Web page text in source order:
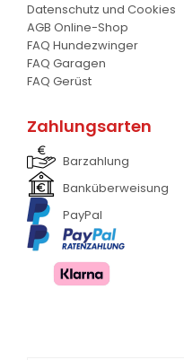
Datenschutz und Cookies
AGB Online-Shop
FAQ Hundezwinger
FAQ Garagen
FAQ Gerüst
Zahlungsarten
Barzahlung
Banküberweisung
PayPal